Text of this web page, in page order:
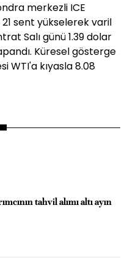
merkezli ICE
sent yükselerek varil
Salı günü 1.39 dolar
Küresel gösterge
WTI'a kıyasla 8.08
tahvil alımı altı ayın